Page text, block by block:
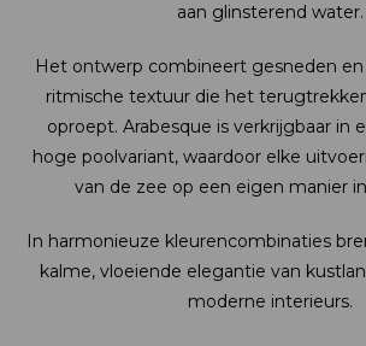
aan glinsterend water.
Het ontwerp combineert gesneden
ritmische textuur die het
oproept. Arabesque is verkrijgbaar in
hoge poolvariant, waardoor elke
van de zee op een eigen manier
In harmonieuze kleurencombinaties
kalme, vloeiende elegantie van
moderne interieurs.